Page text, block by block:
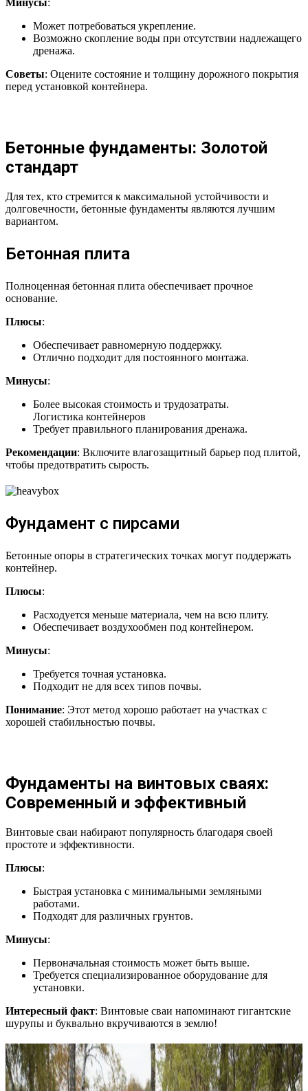
Может потребоваться укрепление.
Возможно скопление воды при отсутствии надлежащего
дренажа.
Советы: Оцените состояние и толщину дорожного покрытия
перед установкой контейнера.
Бетонные фундаменты: Золотой
стандарт
Для тех, кто стремится к максимальной устойчивости и
долговечности, бетонные фундаменты являются лучшим
вариантом.
Бетонная плита
Полноценная бетонная плита обеспечивает прочное
основание.
Плюсы:
Обеспечивает равномерную поддержку.
Отлично подходит для постоянного монтажа.
Минусы:
Более высокая стоимость и трудозатраты.
Логистика контейнеров
Требует правильного планирования дренажа.
Рекомендации: Включите влагозащитный барьер под плитой,
чтобы предотвратить сырость.
Фундамент с пирсами
Бетонные опоры в стратегических точках могут поддержать
контейнер.
Плюсы:
Расходуется меньше материала, чем на всю плиту.
Обеспечивает воздухообмен под контейнером.
Минусы:
Требуется точная установка.
Подходит не для всех типов почвы.
Понимание: Этот метод хорошо работает на участках с
хорошей стабильностью почвы.
Фундаменты на винтовых сваях:
Современный и эффективный
Винтовые сваи набирают популярность благодаря своей
простоте и эффективности.
Плюсы:
Быстрая установка с минимальными земляными
работами.
Подходят для различных грунтов.
Минусы:
Первоначальная стоимость может быть выше.
Требуется специализированное оборудование для
установки.
Интересный факт: Винтовые сваи напоминают гигантские
шурупы и буквально вкручиваются в землю!